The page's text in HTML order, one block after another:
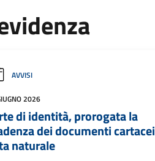
AVVISI
2026
di identità, prorogata la
dei documenti
naturale